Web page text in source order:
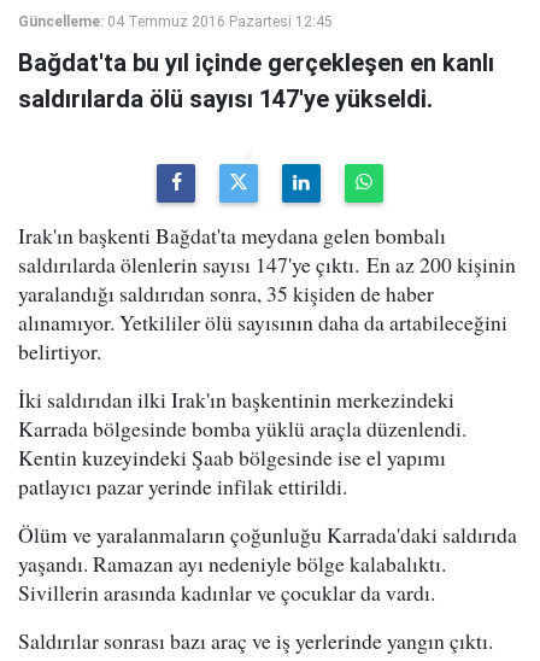
Güncelleme: 04 Temmuz 2016 Pazartesi 12:45
Bağdat'ta bu yıl içinde gerçekleşen en kanlı
saldırılarda ölü sayısı 147'ye yükseldi.
Irak'ın başkenti Bağdat'ta meydana gelen bombalı
saldırılarda ölenlerin sayısı 147'ye çıktı. En az 200 kişinin
yaralandığı saldırıdan sonra, 35 kişiden de haber
alınamıyor. Yetkililer ölü sayısının daha da artabileceğini
belirtiyor.
İki saldırıdan ilki Irak'ın başkentinin merkezindeki
Karrada bölgesinde bomba yüklü araçla düzenlendi.
Kentin kuzeyindeki Şaab bölgesinde ise el yapımı
patlayıcı pazar yerinde infilak ettirildi.
Ölüm ve yaralanmaların çoğunluğu Karrada'daki saldırıda
yaşandı. Ramazan ayı nedeniyle bölge kalabalıktı.
Sivillerin arasında kadınlar ve çocuklar da vardı.
Saldırılar sonrası bazı araç ve iş yerlerinde yangın çıktı.